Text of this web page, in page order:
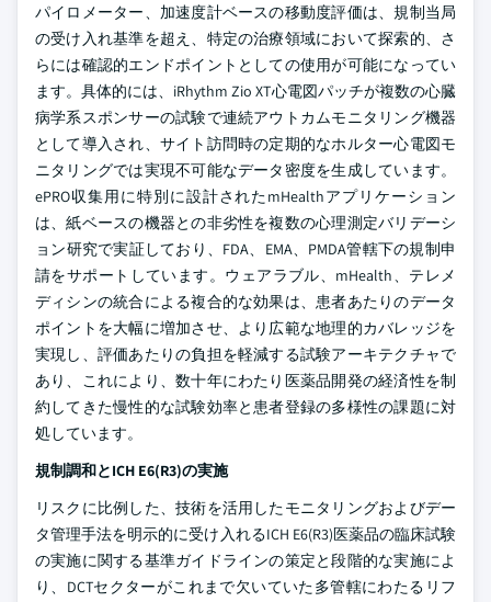
パイロメーター、加速度計ベースの移動度評価は、規制当局
の受け入れ基準を超え、特定の治療領域において探索的、さ
らには確認的エンドポイントとしての使用が可能になってい
ます。具体的には、iRhythm Zio XT心電図パッチが複数の心臓
病学系スポンサーの試験で連続アウトカムモニタリング機器
として導入され、サイト訪問時の定期的なホルター心電図モ
ニタリングでは実現不可能なデータ密度を生成しています。
ePRO収集用に特別に設計されたmHealthアプリケーション
は、紙ベースの機器との非劣性を複数の心理測定バリデーシ
ョン研究で実証しており、FDA、EMA、PMDA管轄下の規制申
請をサポートしています。ウェアラブル、mHealth、テレメ
ディシンの統合による複合的な効果は、患者あたりのデータ
ポイントを大幅に増加させ、より広範な地理的カバレッジを
実現し、評価あたりの負担を軽減する試験アーキテクチャで
あり、これにより、数十年にわたり医薬品開発の経済性を制
約してきた慢性的な試験効率と患者登録の多様性の課題に対
処しています。
規制調和とICH E6(R3)の実施
リスクに比例した、技術を活用したモニタリングおよびデー
タ管理手法を明示的に受け入れるICH E6(R3)医薬品の臨床試験
の実施に関する基準ガイドラインの策定と段階的な実施によ
り、DCTセクターがこれまで欠いていた多管轄にわたるリフ